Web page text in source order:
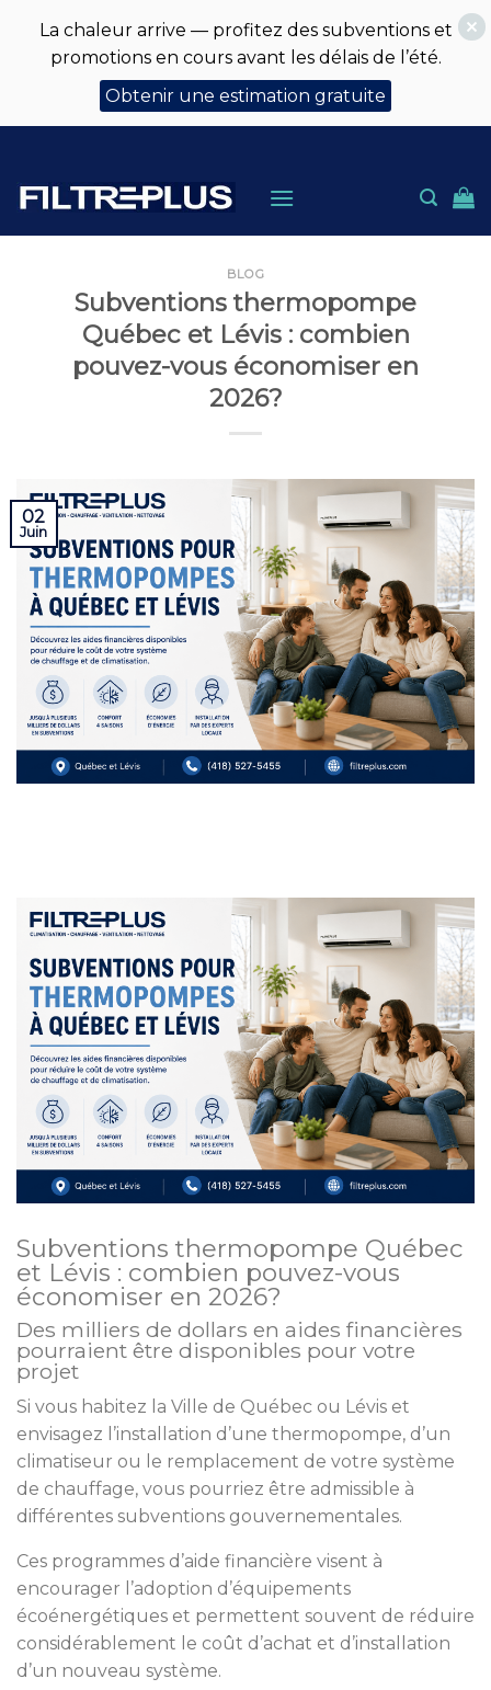
content
BLOG
Subventions thermopompe
Québec et Lévis : combien
pouvez-vous économiser en
2026?
02
Juin
Subventions thermopompe Québec
et Lévis : combien pouvez-vous
économiser en 2026?
Des milliers de dollars en aides financières
pourraient être disponibles pour votre
projet
Si vous habitez la Ville de Québec ou Lévis et
envisagez l’installation d’une thermopompe, d’un
climatiseur ou le remplacement de votre système
de chauffage, vous pourriez être admissible à
différentes subventions gouvernementales.
Ces programmes d’aide financière visent à
encourager l’adoption d’équipements
écoénergétiques et permettent souvent de réduire
considérablement le coût d’achat et d’installation
d’un nouveau système.
La chaleur arrive — profitez des subventions et
promotions en cours avant les délais de l’été.
Obtenir une estimation gratuite